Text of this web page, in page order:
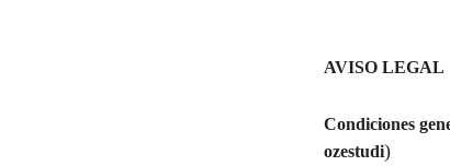
AVISO LEGAL
Condiciones
ozestudi)